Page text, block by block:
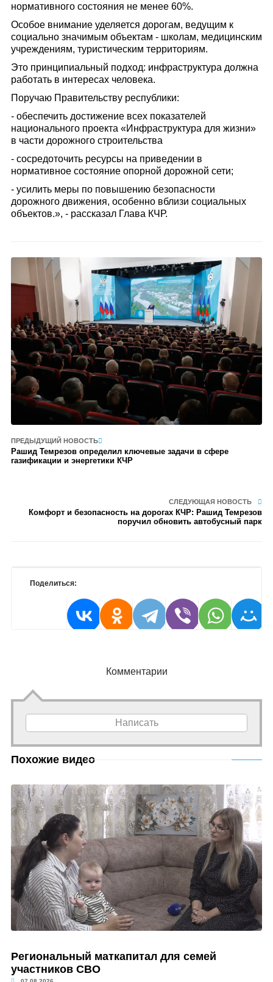
нормативного состояния не менее 60%.
Особое внимание уделяется дорогам, ведущим к
социально значимым объектам - школам, медицинским
учреждениям, туристическим территориям.
Это принципиальный подход: инфраструктура должна
работать в интересах человека.
Поручаю Правительству республики:
- обеспечить достижение всех показателей
национального проекта «Инфраструктура для жизни»
в части дорожного строительства
- сосредоточить ресурсы на приведении в
нормативное состояние опорной дорожной сети;
- усилить меры по повышению безопасности
дорожного движения, особенно вблизи социальных
объектов.», - рассказал Глава КЧР.
ПРЕДЫДУЩИЙ НОВОСТЬ
Рашид Темрезов определил ключевые задачи в сфере
газификации и энергетики КЧР
СЛЕДУЮЩАЯ НОВОСТЬ
Комфорт и безопасность на дорогах КЧР: Рашид Темрезов
поручил обновить автобусный парк
Поделиться:
Комментарии
Написать
Похожие видео
Региональный маткапитал для семей
участников СВО